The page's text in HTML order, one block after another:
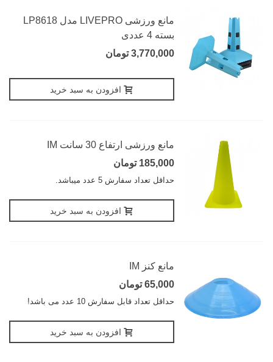
مانع ورزشی LIVEPRO مدل LP8618
بسته 4 عددی
3,770,000 تومان
افزودن به سبد خرید
مانع ورزشی ارتفاع 30 سانت IM
185,000 تومان
حداقل تعداد سفارش 5 عدد میباشد.
افزودن به سبد خرید
مانع کنز IM
65,000 تومان
حداقل تعداد قابل سفارش 10 عدد می باشد!
افزودن به سبد خرید